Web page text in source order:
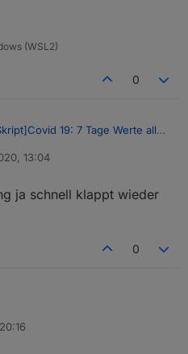
(WSL2)
0
19: 7 Tage Werte aller
der Rest kommt dieser
13:04
ja schnell klappt wieder
0